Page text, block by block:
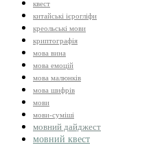
квест
китайські ієрогліфи
креольські мови
криптографія
мова вина
мова емоцій
мова малюнків
мова шифрів
мови
мови-суміші
мовний дайджест
мовний квест